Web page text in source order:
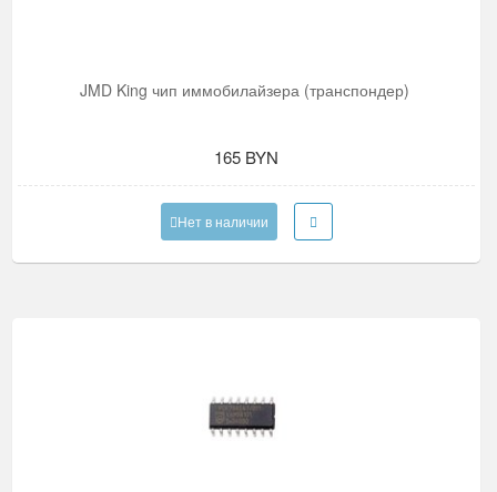
JMD King чип иммобилайзера (транспондер)
165 BYN
Нет в наличии